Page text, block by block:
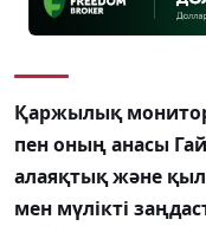
Қаржылық
пен оның анасы
алаяқтық және
мен мүлікті